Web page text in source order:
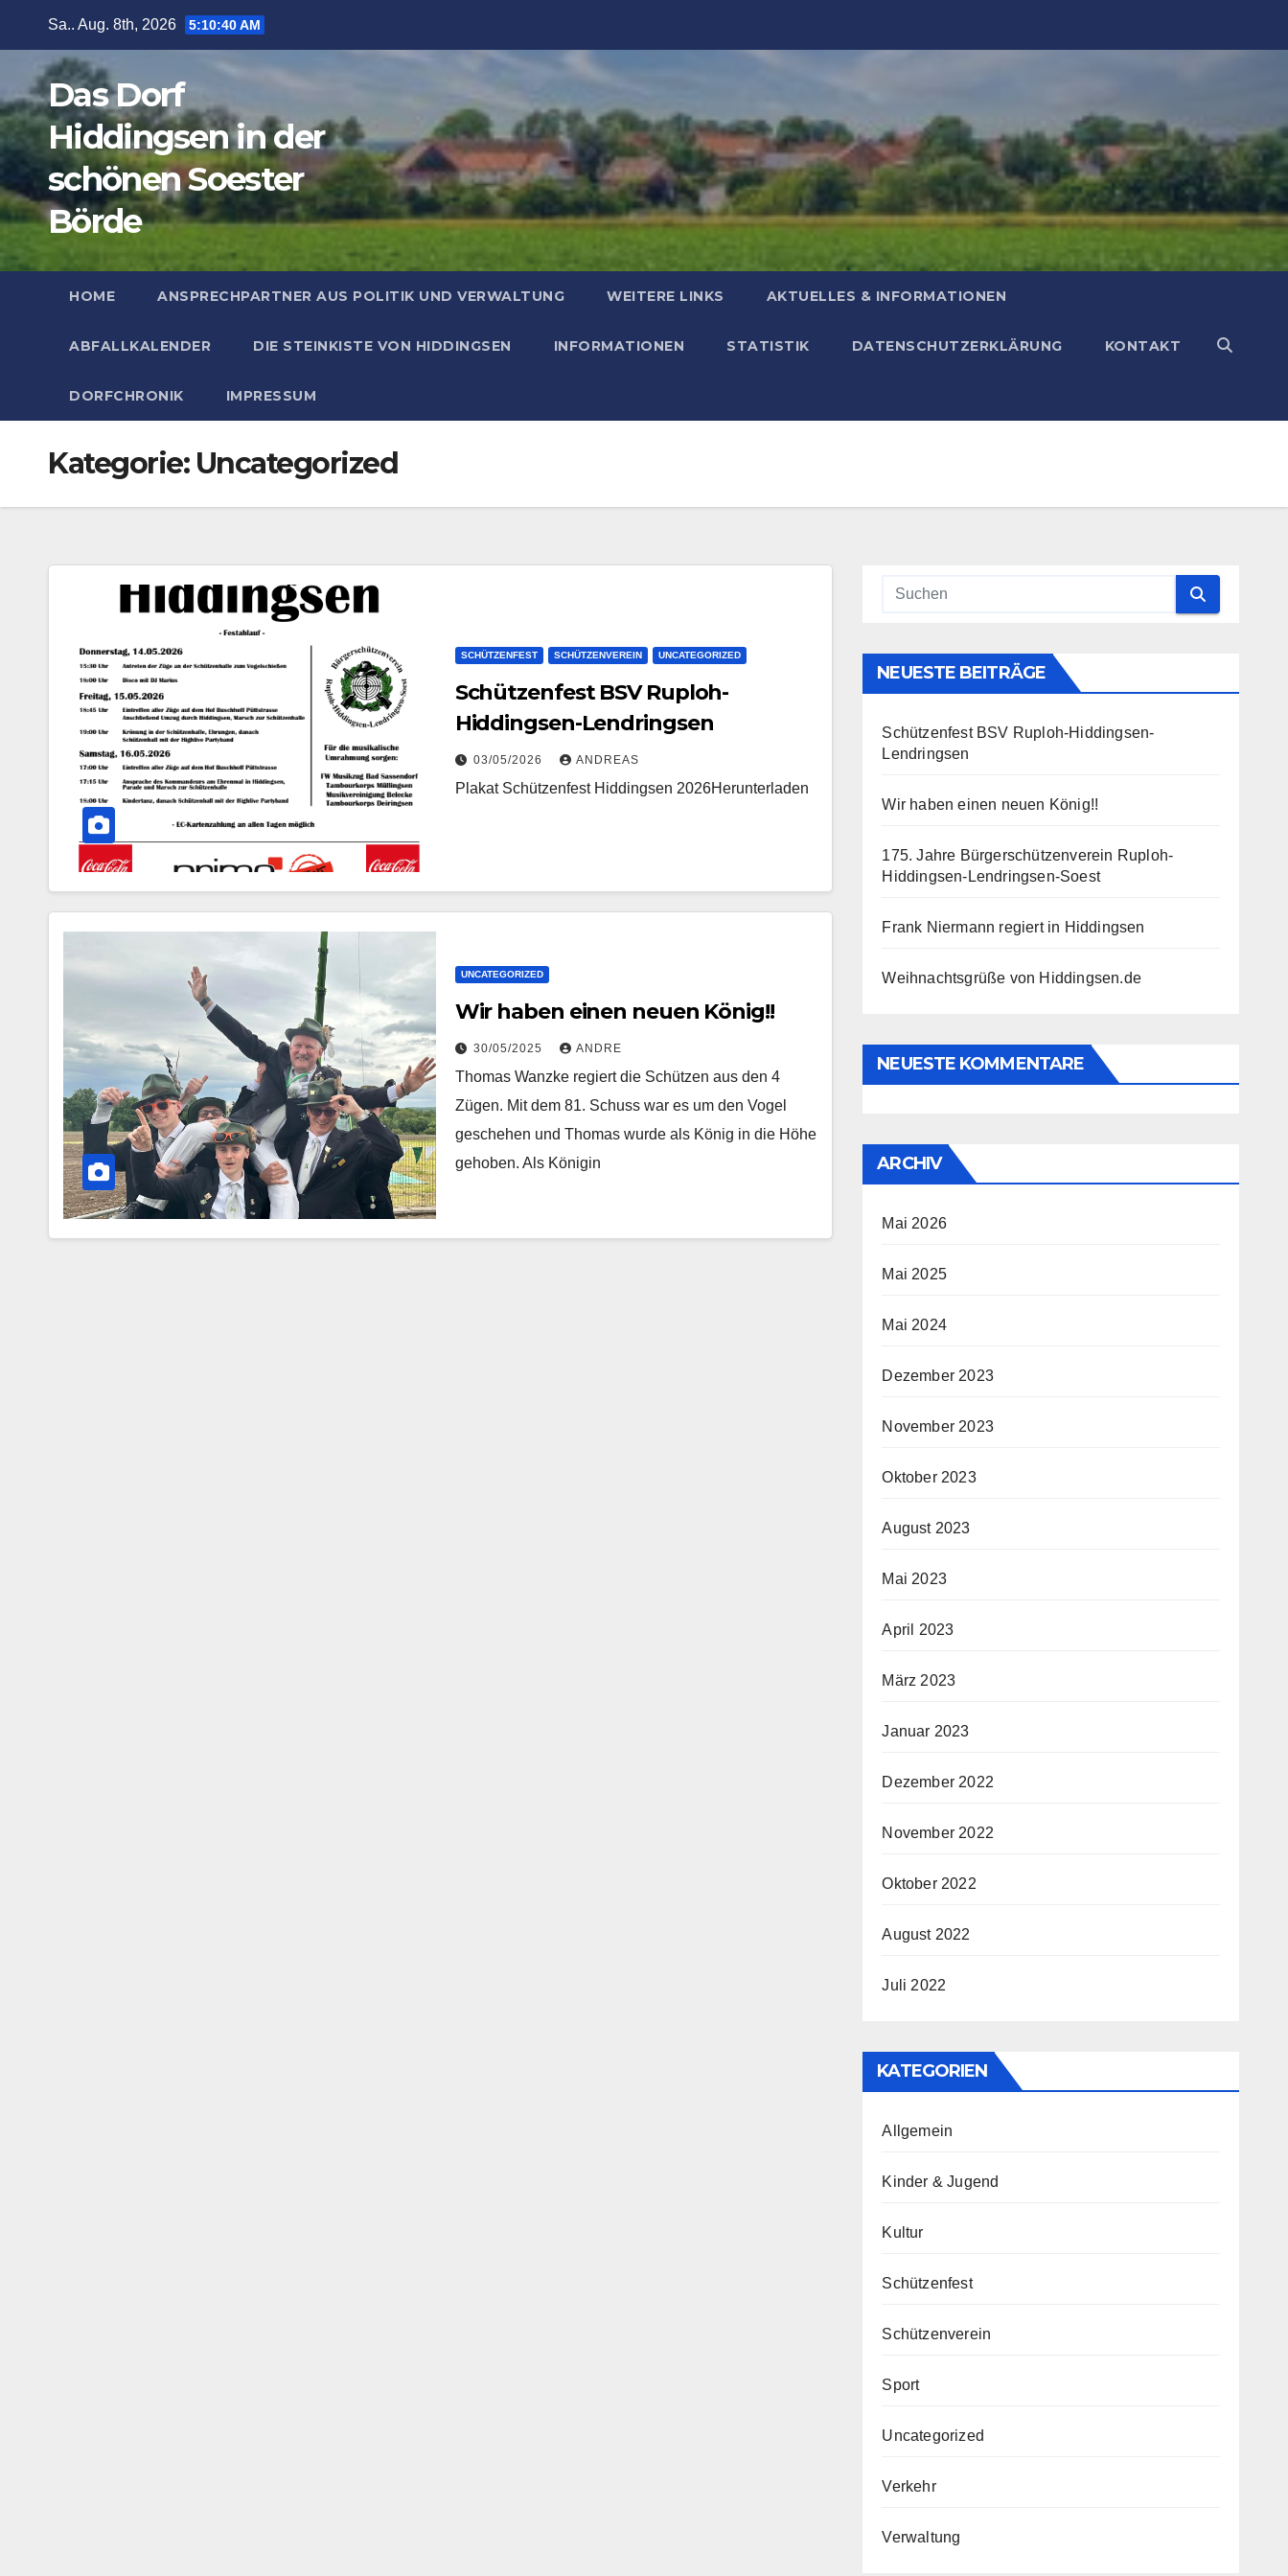
springen
Sa.. Aug. 8th, 2026 5:10:41 AM
Das Dorf
Hiddingsen in der
schönen Soester
Börde
HOME ANSPRECHPARTNER AUS POLITIK UND VERWALTUNG WEITERE LINKS AKTUELLES & INFORMATIONEN
ABFALLKALENDER DIE STEINKISTE VON HIDDINGSEN INFORMATIONEN STATISTIK DATENSCHUTZERKLÄRUNG KONTAKT
DORFCHRONIK IMPRESSUM
Kategorie: Uncategorized
SCHÜTZENFEST SCHÜTZENVEREIN UNCATEGORIZED
Schützenfest BSV Ruploh-
Hiddingsen-Lendringsen
03/05/2026 ANDREAS
Plakat Schützenfest Hiddingsen 2026Herunterladen
UNCATEGORIZED
Wir haben einen neuen König!!
30/05/2025 ANDRE
Thomas Wanzke regiert die Schützen aus den 4
Zügen. Mit dem 81. Schuss war es um den Vogel
geschehen und Thomas wurde als König in die Höhe
gehoben. Als Königin
NEUESTE BEITRÄGE
Schützenfest BSV Ruploh-Hiddingsen-
Lendringsen
Wir haben einen neuen König!!
175. Jahre Bürgerschützenverein Ruploh-
Hiddingsen-Lendringsen-Soest
Frank Niermann regiert in Hiddingsen
Weihnachtsgrüße von Hiddingsen.de
NEUESTE KOMMENTARE
ARCHIV
Mai 2026
Mai 2025
Mai 2024
Dezember 2023
November 2023
Oktober 2023
August 2023
Mai 2023
April 2023
März 2023
Januar 2023
Dezember 2022
November 2022
Oktober 2022
August 2022
Juli 2022
KATEGORIEN
Allgemein
Kinder & Jugend
Kultur
Schützenfest
Schützenverein
Sport
Uncategorized
Verkehr
Verwaltung